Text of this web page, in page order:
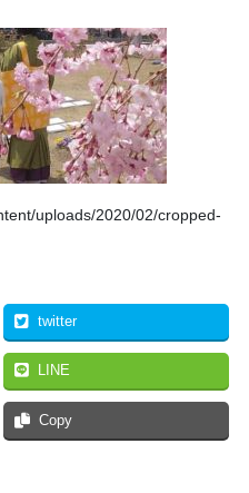
uploads/2020/02/cropped-
twitter
LINE
Copy